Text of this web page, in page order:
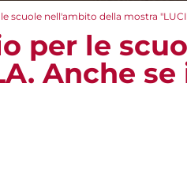
scuole nell'ambito della mostra
per le
Anche